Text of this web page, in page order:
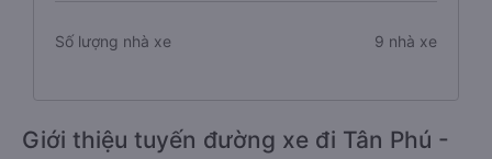
Số lượng nhà xe 9 nhà xe
Giới thiệu tuyến đường xe đi Tân Phú -